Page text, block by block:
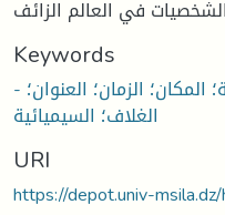
في العالم الزائف
Keywords
- الكلمات المفتاحية: الشخصية؛ المكان؛ الزمان؛ العنوان؛
الغلاف؛ السيميائية
URI
https://depot.univ-